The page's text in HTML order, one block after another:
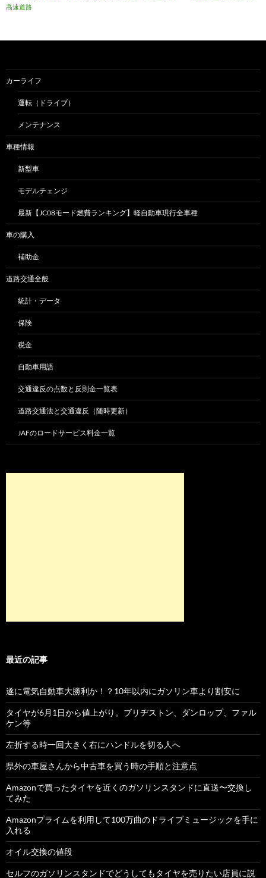
高速道路
カーライフ
運転（ドライブ）
メンテナンス
車種情報
新型車
モデルチェンジ
最新【JC08モード燃費ランキング】軽自動車現行全車種
車の購入
補助金
道路交通全般
統計・データ
保険
税金
自動車用語
交通違反の点数と反則金一覧表
道路交通法と交通違反（随時更新）
JAFのロードサービス料金一覧
最近の記事
遂に電気自動車大勝利か！？10年以内にガソリン車より割安に
タイヤが6月1日から値上がり。ブリヂストン、ダンロップ、ファル
ケン等
左折する時一回大きく右にハンドルを切る人へ
県外の車屋さんから中古車を買う時の手順と注意点
Amazonで買ったタイヤを近くのガソリンスタンドに直送〜交換し
てみた
Amazonプライムを利用して100万曲のドライブミュージックを手に
入れる
オイル交換の値段
セルフのガソリンスタンドでどうしてもタイヤを売りたい店員に説